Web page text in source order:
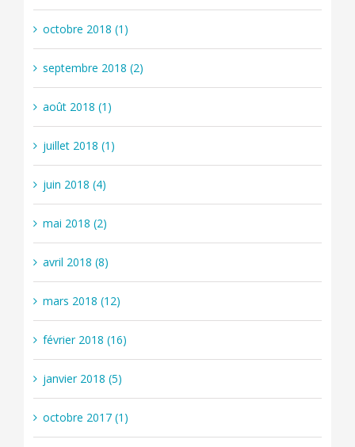
octobre 2018 (1)
septembre 2018 (2)
août 2018 (1)
juillet 2018 (1)
juin 2018 (4)
mai 2018 (2)
avril 2018 (8)
mars 2018 (12)
février 2018 (16)
janvier 2018 (5)
octobre 2017 (1)